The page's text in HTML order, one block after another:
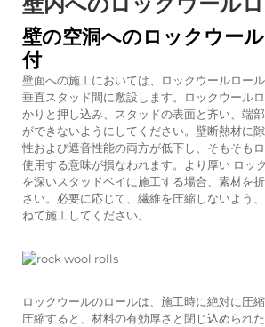
壁の空洞へのロックウー
付
壁面への施工においては、ロックウールロー
垂直スタッド間に敷設します。ロックウール
かりと押し込み、スタッドの表面と齐い、端
ができないようにしてください。壁断熱材に
性および遮音性能の両方が低下し、そもそも
使用する意味が損なわれます。より厚い ロッ
を深いスタッドベイに施工する場合、素材を
さい。必要に応じて、繊維を圧縮しないよう
ねて施工してください。
ロックウールのロールは、施工時に絶対に圧
圧縮すると、材料の有効厚さと閉じ込められ